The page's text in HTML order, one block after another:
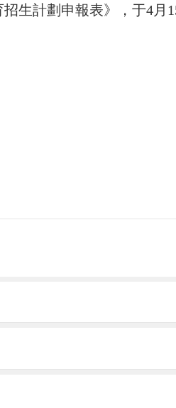
生計劃申報表》，于4月